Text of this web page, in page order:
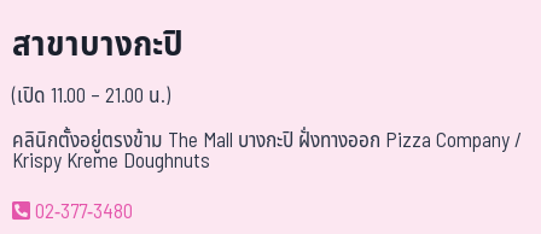
สาขาบางกะปิ
(เปิด 11.00 – 21.00 น.)
คลินิกตั้งอยู่ตรงข้าม The Mall บางกะปิ ฝั่งทางออก Pizza Company /
Krispy Kreme Doughnuts
02-377-3480